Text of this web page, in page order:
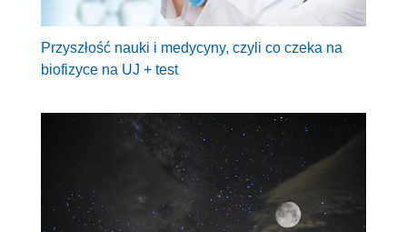
Przyszłość nauki i medycyny, czyli co czeka na
biofizyce na UJ + test